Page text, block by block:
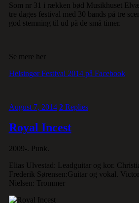
Som nr 31 i rækken bød Musikhuset
tre dages festival med 30 bands på tre
god stemning til ud på de små timer.
Se mere her
Helsingør Festival 2014 på Facebook
August 7, 2014 2Replies
Royal Incest
2009-. Punk.
Elias Ulvestad: Leadguitar og kor.
Frederik Sørensen:Guitar og vokal.
Nielsen: Trommer